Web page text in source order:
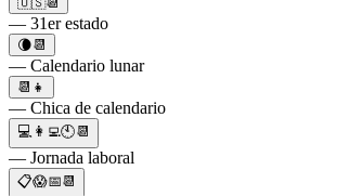
— 31er estado
🌘📆
— Calendario lunar
📆👧
— Chica de calendario
💻👩‍💻🕙📆
— Jornada laboral
📋😱📅📆